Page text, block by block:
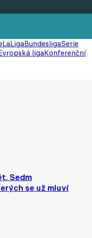
LaLigaBundesligaSerie
ligaKonferenční
Sedm
se už mluví